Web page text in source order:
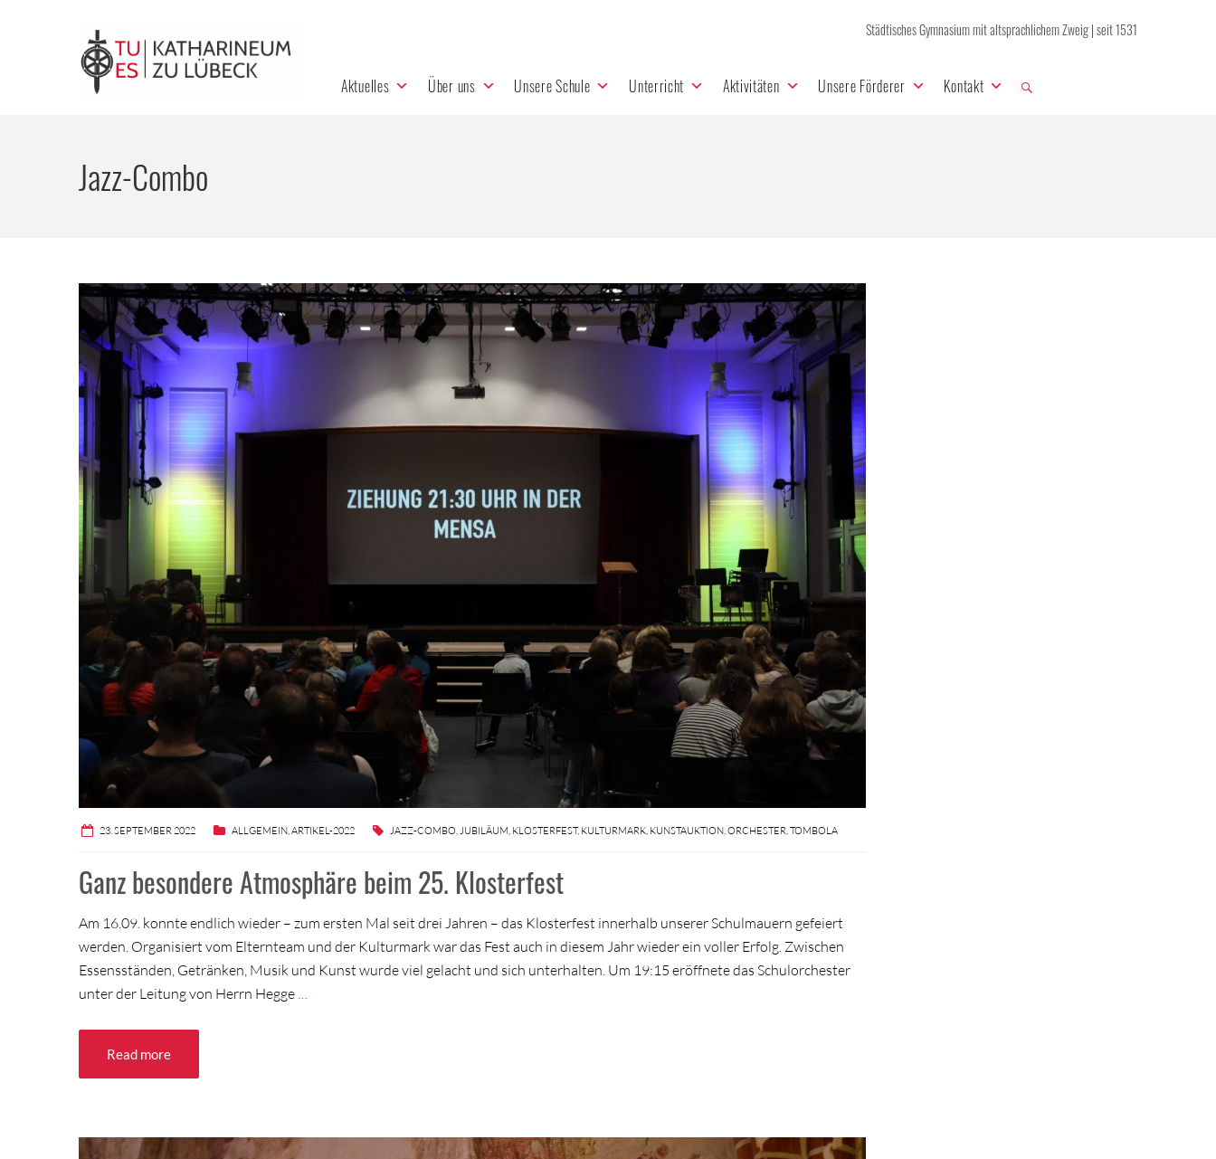
Städtisches Gymnasium mit altsprachlichem Zweig | seit 1531
Aktuelles Über uns Unsere Schule Unterricht Aktivitäten Unsere Förderer Kontakt
Jazz-Combo
23. SEPTEMBER 2022 ALLGEMEIN,ARTIKEL-2022 JAZZ-COMBO,JUBILÄUM, KLOSTERFEST, KULTURMARK, KUNSTAUKTION,ORCHESTER,TOMBOLA
Ganz besondere Atmosphäre beim 25. Klosterfest
Am 16.09. konnte endlich wieder – zum ersten Mal seit drei Jahren – das Klosterfest innerhalb unserer Schulmauern gefeiert
werden. Organisiert vom Elternteam und der Kulturmark war das Fest auch in diesem Jahr wieder ein voller Erfolg. Zwischen
Essensständen, Getränken, Musik und Kunst wurde viel gelacht und sich unterhalten. Um 19:15 eröffnete das Schulorchester
unter der Leitung von Herrn Hegge …
Read more